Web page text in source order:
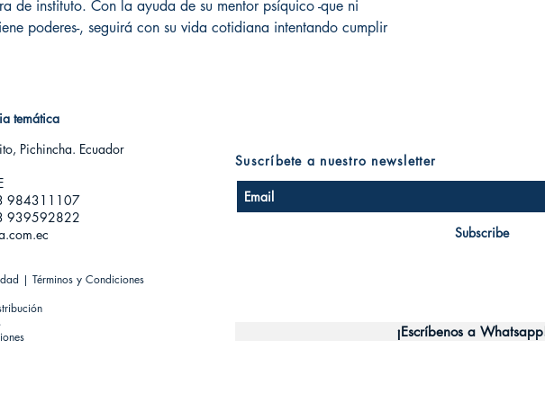
de instituto. Con la ayuda de su mentor psíquico -que ni
poderes-, seguirá con su vida cotidiana intentando cumplir
temática
Pichincha. Ecuador
984311107
939592822
| Términos y Condiciones
Subscribe
Suscríbete a nuestro newsletter
¡Escríbenos a